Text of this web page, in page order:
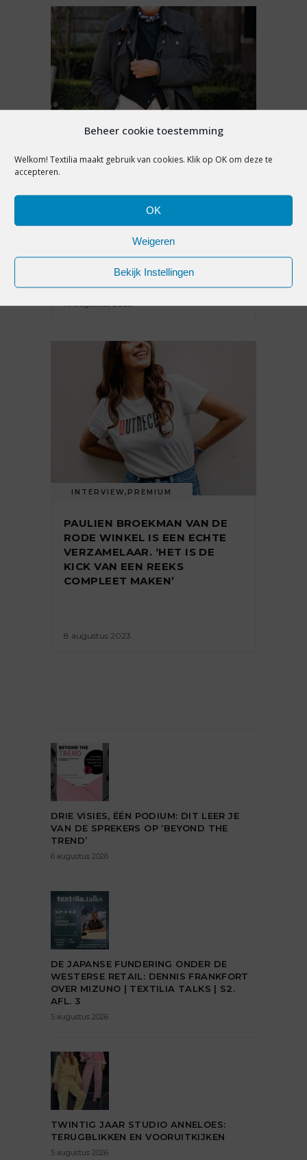
Beheer cookie toestemming
Welkom! Textilia maakt gebruik van cookies. Klik op OK om deze te
accepteren.
OK
Weigeren
Bekijk Instellingen
INTERVIEW,PREMIUM
KON EERDER EEN KNOOP
EERSTE NAAIMACHINE’
16 augustus 2023
INTERVIEW, PREMIUM
PAULIEN BROEKMAN VAN DE
RODE WINKEL IS EEN ECHTE
VERZAMELAAR. ‘HET IS DE
KICK VAN EEN REEKS
COMPLEET MAKEN’
8 augustus 2023
DRIE VISIES, ÉÉN PODIUM: DIT LEER JE
VAN DE SPREKERS OP ‘BEYOND THE
TREND’
6 augustus 2026
DE JAPANSE FUNDERING ONDER DE
WESTERSE RETAIL: DENNIS FRANKFORT
OVER MIZUNO | TEXTILIA TALKS | S2.
AFL. 3
5 augustus 2026
TWINTIG JAAR STUDIO ANNELOES:
TERUGBLIKKEN EN VOORUITKIJKEN
5 augustus 2026